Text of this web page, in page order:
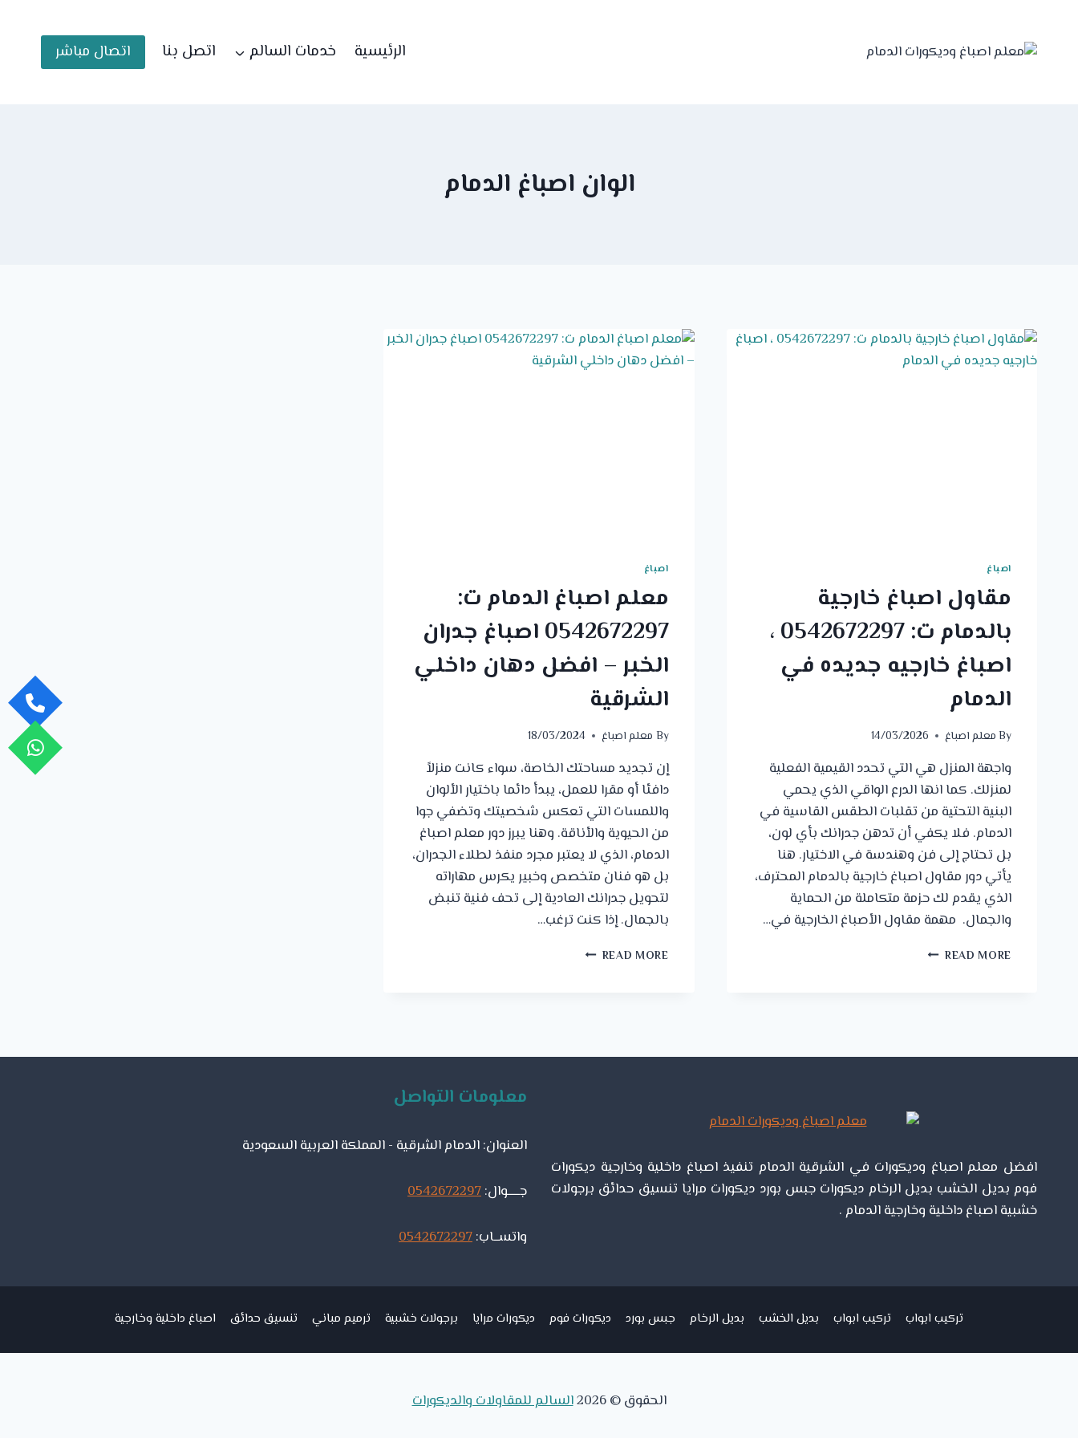
content
الرئيسية خدمات السالم اتصل بنا اتصال مباشر
الوان اصباغ الدمام
اصباغ
مقاول اصباغ خارجية
بالدمام ت: 0542672297 ،
اصباغ خارجيه جديده في
الدمام
Byمعلم اصباغ 14/03/2026
واجهة المنزل هي التي تحدد القيمية الفعلية
لمنزلك. كما انها الدرع الواقي الذي يحمي
البنية التحتية من تقلبات الطقس القاسية في
الدمام. فلا يكفي أن تدهن جدرانك بأي لون،
بل تحتاج إلى فن وهندسة في الاختيار. هنا
يأتي دور مقاول اصباغ خارجية بالدمام المحترف،
الذي يقدم لك حزمة متكاملة من الحماية
والجمال. مهمة مقاول الأصباغ الخارجية في…
READ MOREمقاول
،
اصباغ
معلم اصباغ الدمام ت:
0542672297 اصباغ جدران
الخبر – افضل دهان داخلي
الشرقية
By معلم اصباغ 18/03/2024
إن تجديد مساحتك الخاصة، سواء كانت منزلاً
دافئا أو مقرا للعمل، يبدأ دائما باختيار الألوان
واللمسات التي تعكس شخصيتك وتضفي جوا
من الحيوية والأناقة. وهنا يبرز دور معلم اصباغ
الدمام، الذي لا يعتبر مجرد منفذ لطلاء الجدران،
بل هو فنان متخصص وخبير يكرس مهاراته
لتحويل جدرانك العادية إلى تحف فنية تنبض
بالجمال. إذا كنت ترغب…
READ MOREمعلم
جدران
افضل معلم اصباغ وديكورات في الشرقية الدمام تنفيذ اصباغ داخلية وخارجية ديكورات
فوم بديل الخشب بديل الرخام ديكورات جبس بورد ديكورات مرايا تنسيق حدائق برجولات
خشبية اصباغ داخلية وخارجية الدمام .
معلومات التواصل
العنوان: الدمام الشرقية - المملكة العربية السعودية
جـــــوال:0542672297
واتســاب:0542672297
تركيب ابواب تركيب ابواب بديل الخشب بديل الرخام جبس بورد ديكورات فوم ديكورات مرايا برجولات خشبية ترميم مباني تنسيق حدائق اصباغ داخلية وخارجية
الحقوق © 2026 السالم للمقاولات والديكورات